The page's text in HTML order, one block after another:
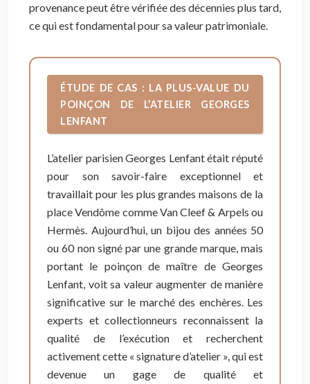
provenance peut être vérifiée des décennies plus tard,
ce qui est fondamental pour sa valeur patrimoniale.
ÉTUDE DE CAS : LA PLUS-VALUE DU
POINÇON DE L’ATELIER GEORGES
LENFANT
L’atelier parisien Georges Lenfant était réputé
pour son savoir-faire exceptionnel et
travaillait pour les plus grandes maisons de la
place Vendôme comme Van Cleef & Arpels ou
Hermès. Aujourd’hui, un bijou des années 50
ou 60 non signé par une grande marque, mais
portant le poinçon de maître de Georges
Lenfant, voit sa valeur augmenter de manière
significative sur le marché des enchères. Les
experts et collectionneurs reconnaissent la
qualité de l’exécution et recherchent
activement cette « signature d’atelier », qui est
devenue un gage de qualité et